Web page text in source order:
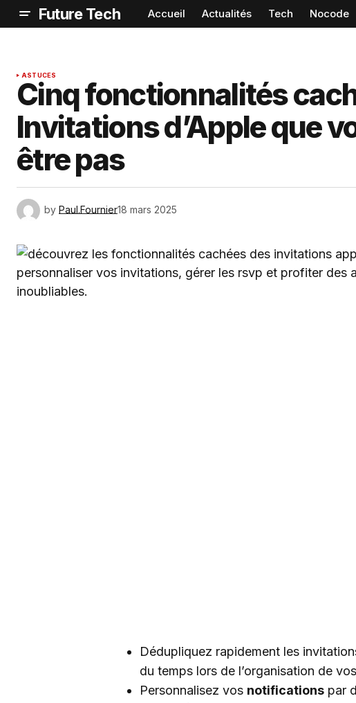
Future Tech Accueil Actualités Tech Nocode
ASTUCES
Cinq fonctionnalités
Invitations d’Apple que
être pas
by Paul.Fournier18 mars 2025
Dédupliquez rapidement les
du temps lors de l’organisation de
Personnalisez vos notifications par